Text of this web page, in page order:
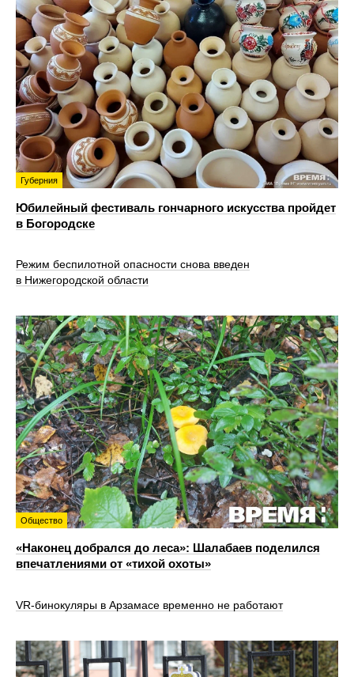
Губерния
Юбилейный фестиваль гончарного искусства пройдет
в Богородске
Режим беспилотной опасности снова введен
в Нижегородской области
Общество
«Наконец добрался до леса»: Шалабаев поделился
впечатлениями от «тихой охоты»
VR‑бинокуляры в Арзамасе временно не работают